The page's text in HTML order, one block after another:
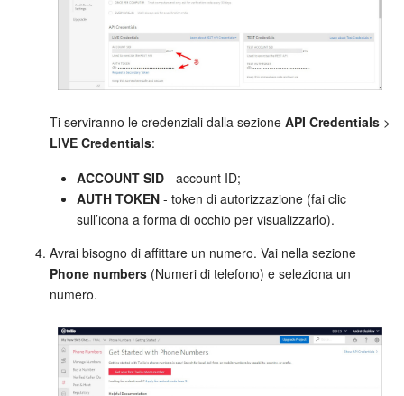
Ti serviranno le credenziali dalla sezione API Credentials >
LIVE Credentials:
ACCOUNT SID - account ID;
AUTH TOKEN - token di autorizzazione (fai clic
sull’icona a forma di occhio per visualizzarlo).
Avrai bisogno di affittare un numero. Vai nella sezione
Phone numbers (Numeri di telefono) e seleziona un
numero.